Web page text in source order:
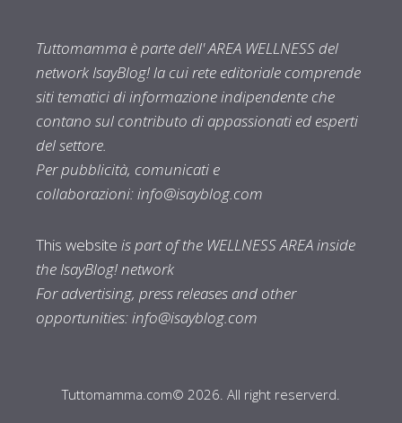
Tuttomamma è parte dell' AREA WELLNESS del
network IsayBlog! la cui rete editoriale comprende
siti tematici di informazione indipendente che
contano sul contributo di appassionati ed esperti
del settore.
Per pubblicità, comunicati e
collaborazioni:info@isayblog.com
This website is part of the WELLNESS AREA inside
the IsayBlog! network
For advertising, press releases and other
opportunities:info@isayblog.com
Tuttomamma.com© 2026. All right reserverd.